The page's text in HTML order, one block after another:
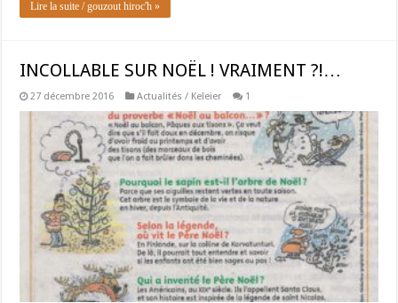
Lire la suite / gouzout hiroc'h »
INCOLLABLE SUR NOËL ! VRAIMENT ?!…
27 décembre 2016 Actualités / Keleier 1